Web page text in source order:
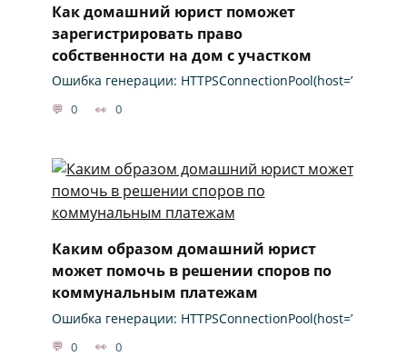
Как домашний юрист поможет
зарегистрировать право
собственности на дом с участком
Ошибка генерации: HTTPSConnectionPool(host=’
0 0
Каким образом домашний юрист
может помочь в решении споров по
коммунальным платежам
Ошибка генерации: HTTPSConnectionPool(host=’
0 0